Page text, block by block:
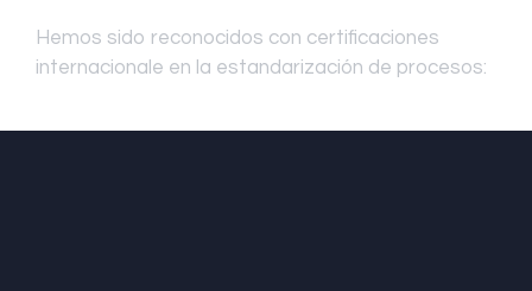
Hemos sido reconocidos con certificaciones
internacionale en la estandarización de procesos: